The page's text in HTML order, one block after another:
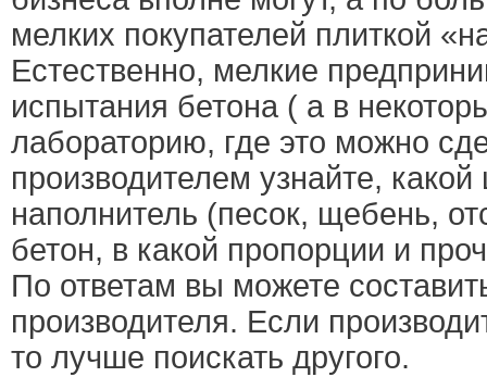
мелких покупателей плиткой
Естественно, мелкие
испытания бетона ( а в
лабораторию, где это можно
производителем узнайте,
наполнитель (песок, щебень,
бетон, в какой пропорции и
По ответам вы можете
производителя. Если
то лучше поискать другого.